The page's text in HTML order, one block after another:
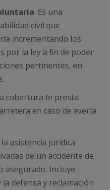
. Es una
civil que
incrementando los
por la ley a fin de poder
pertinentes, en
cobertura te presta
en caso de avería
la asistencia jurídica
de un accidente de
asegurado. Incluye
defensa y reclamación